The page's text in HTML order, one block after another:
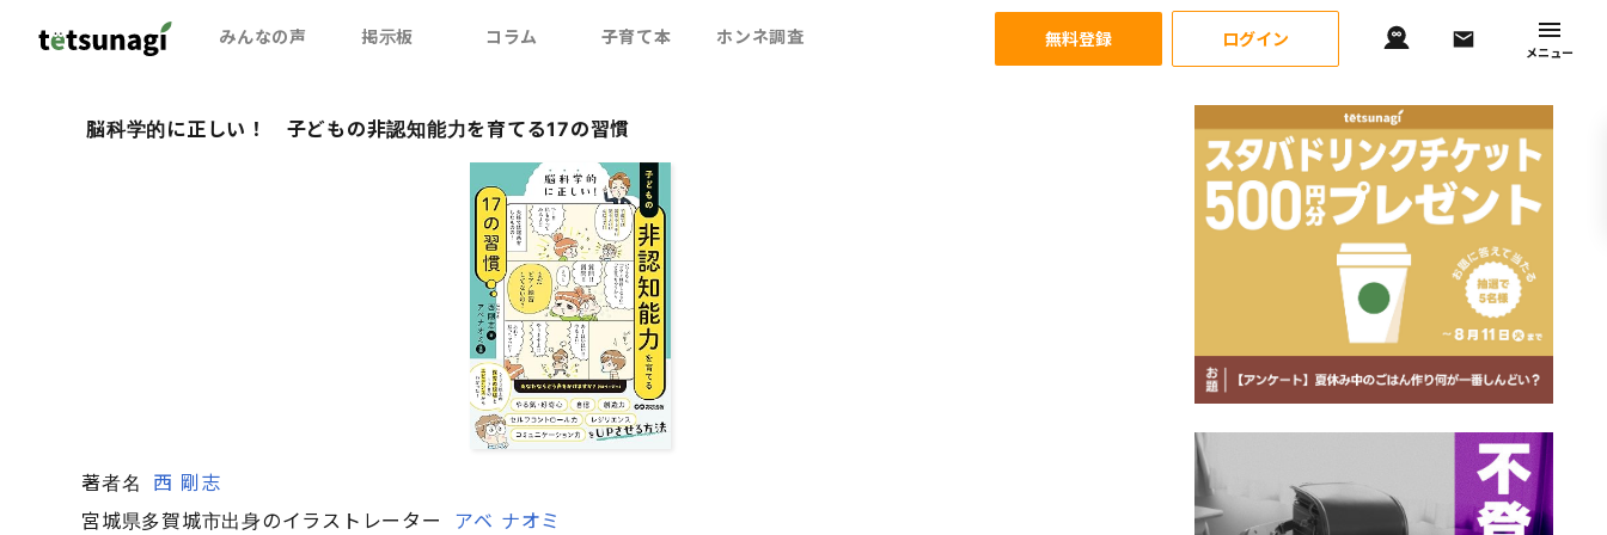
みんなの声 掲示板 コラム 子育て本 ホンネ調査 無料登録 ログイン
メニュー
脳科学的に正しい！ 子どもの非認知能力を育てる17の習慣
著者名
西 剛志
宮城県多賀城市出身のイラストレーター
アベ ナオミ